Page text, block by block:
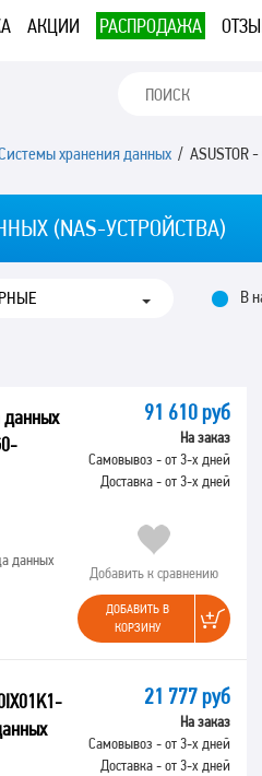
АКЦИИ РАСПРОДАЖА
хранения данных / ASUSTOR
(NAS-УСТРОЙСТВА)
В
данных
данных
91 610 руб
На заказ
Самовывоз - от 3-х дней
Доставка - от 3-х дней
Добавить к сравнению
ДОБАВИТЬ В
КОРЗИНУ
21 777 руб
На заказ
Самовывоз - от 3-х дней
Доставка - от 3-х дней